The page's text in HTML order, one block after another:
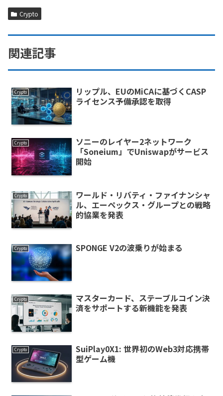
Crypto
関連記事
Crypto
リップル、EUのMiCAに基づくCASP
ライセンス予備承認を取得
Crypto
ソニーのレイヤー2ネットワーク
「Soneium」でUniswapがサービス
開始
Crypto
ワールド・リバティ・ファイナンシャ
ル、エーペックス・グループとの戦略
的協業を発表
Crypto SPONGE V2の波乗りが始まる
Crypto
マスターカード、ステーブルコイン決
済をサポートする新機能を発表
Crypto
SuiPlay0X1: 世界初のWeb3対応携帯
型ゲーム機